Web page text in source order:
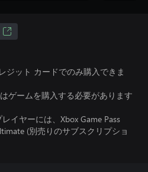
ジット カードでのみ購入できま
ゲームを購入する必要があります
イヤーには、Xbox Game Pass
(別売りのサブスクリプショ